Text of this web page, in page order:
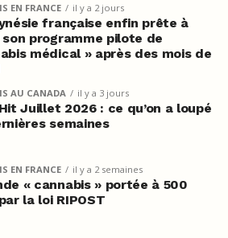
EN FRANCE il y a 2 jours
française enfin prête à
programme pilote de
médical » après des mois de
AU CANADA il y a 3 jours
Juillet 2026 : ce qu’on a loupé
semaines
EN FRANCE il y a 2 semaines
« cannabis » portée à 500
la loi RIPOST